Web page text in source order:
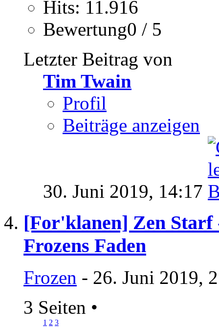
Hits: 11.916
Bewertung0 / 5
Letzter Beitrag von
Tim Twain
Profil
Beiträge anzeigen
30. Juni 2019, 14:17
[For'klanen] Zen Starf
Frozens Faden
Frozen - 26. Juni 2019,
3 Seiten •
1 2 3